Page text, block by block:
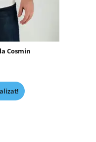
Cosmin